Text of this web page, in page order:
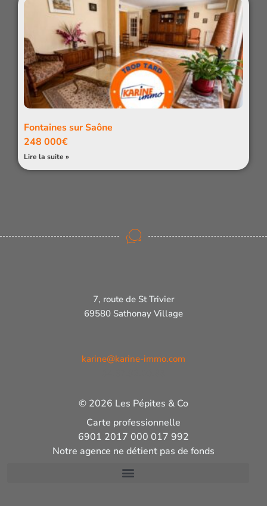
Fontaines sur Saône
248 000€
Lire la suite »
© 2026 Les Pépites & Co
Carte professionnelle
6901 2017 000 017 992
Notre agence ne détient pas de fonds
karine@karine-immo.com
7, route de St Trivier
69580 Sathonay Village